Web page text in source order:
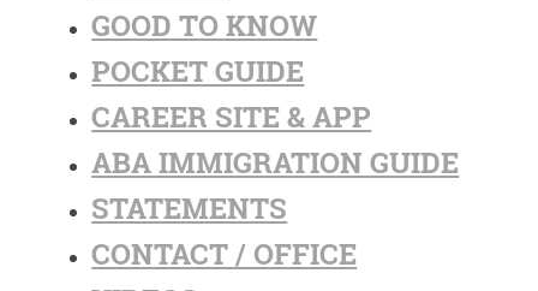
GOOD TO KNOW
POCKET GUIDE
CAREER SITE & APP
ABA IMMIGRATION GUIDE
STATEMENTS
CONTACT / OFFICE